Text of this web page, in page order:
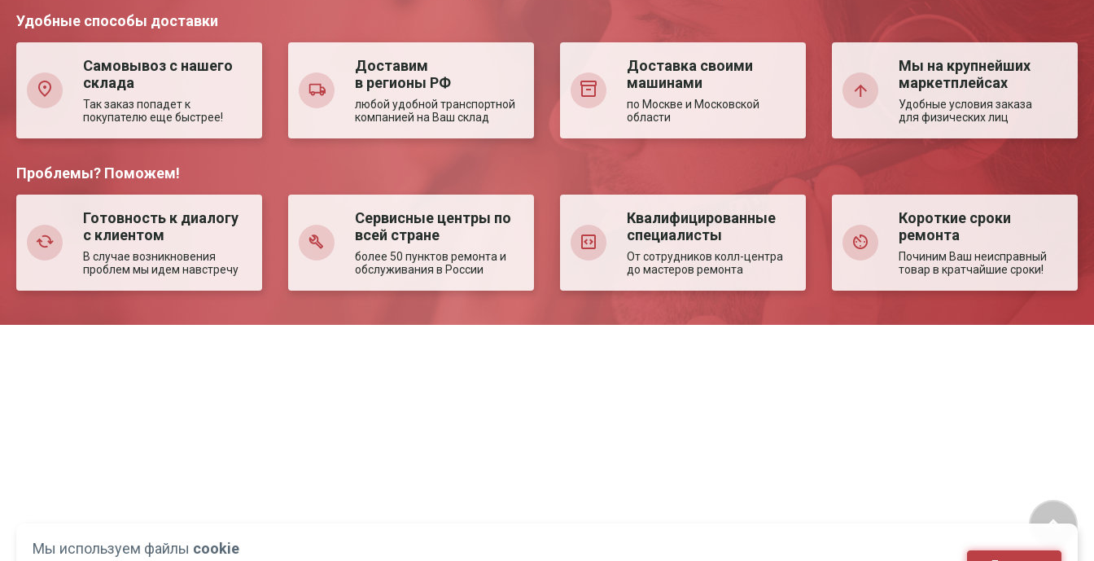
Удобные способы доставки
Самовывоз с нашего
склада
Так заказ попадет к
покупателю еще быстрее!
Доставим
в регионы РФ
любой удобной транспортной
компанией на Ваш склад
Доставка своими
машинами
по Москве и Московской
области
Мы на крупнейших
маркетплейсах
Удобные условия заказа
для физических лиц
Проблемы? Поможем!
Готовность к диалогу
с клиентом
В случае возникновения
проблем мы идем навстречу
Сервисные центры по
всей стране
более 50 пунктов ремонта и
обслуживания в России
Квалифицированные
специалисты
От сотрудников колл-центра
до мастеров ремонта
Короткие сроки
ремонта
Починим Ваш неисправный
товар в кратчайшие сроки!
Мы используем файлы cookie